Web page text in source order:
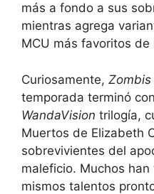
más a fondo a sus
mientras agrega
MCU más favoritos de
Curiosamente, Zombis
temporada terminó
WandaVision trilogía,
Muertos de Elizabeth
sobrevivientes del
maleficio. Muchos
mismos talentos